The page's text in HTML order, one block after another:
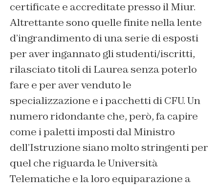
certificate e accreditate presso il Miur.
Altrettante sono quelle finite nella lente
d’ingrandimento di una serie di esposti
per aver ingannato gli studenti/iscritti,
rilasciato titoli di Laurea senza poterlo
fare e per aver venduto le
specializzazione e i pacchetti di CFU. Un
numero ridondante che, però, fa capire
come i paletti imposti dal Ministro
dell’Istruzione siano molto stringenti per
quel che riguarda le Università
Telematiche e la loro equiparazione a